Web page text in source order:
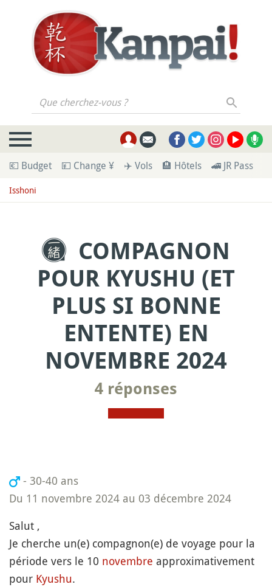
Que cherchez-vous ?
💶 Budget 💴 Change ¥ ✈️ Vols 🏨 Hôtels 🚄 JR Pass
Isshoni
COMPAGNON
POUR KYUSHU (ET
PLUS SI BONNE
ENTENTE) EN
NOVEMBRE 2024
4 réponses
- 30-40 ans
Du 11 novembre 2024 au 03 décembre 2024
Salut ,
Je cherche un(e) compagnon(e) de voyage pour la
période vers le 10 novembre approximativement
pour Kyushu.